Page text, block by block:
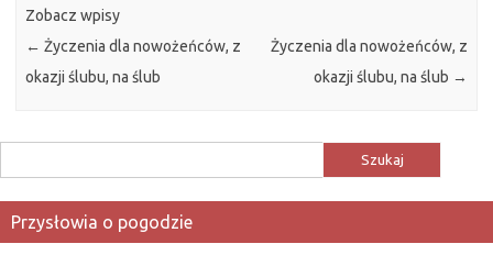
Zobacz wpisy
← Życzenia dla nowożeńców, z
okazji ślubu, na ślub
Życzenia dla nowożeńców, z
okazji ślubu, na ślub →
Przysłowia o pogodzie